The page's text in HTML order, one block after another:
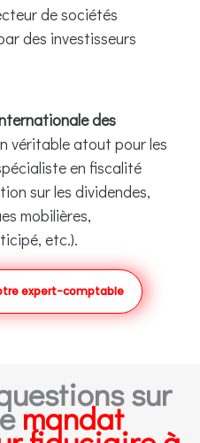
de sociétés
des investisseurs
des
véritable atout pour les
en fiscalité
sur les dividendes,
mobilières,
etc.).
expert-comptable
sur
mandat